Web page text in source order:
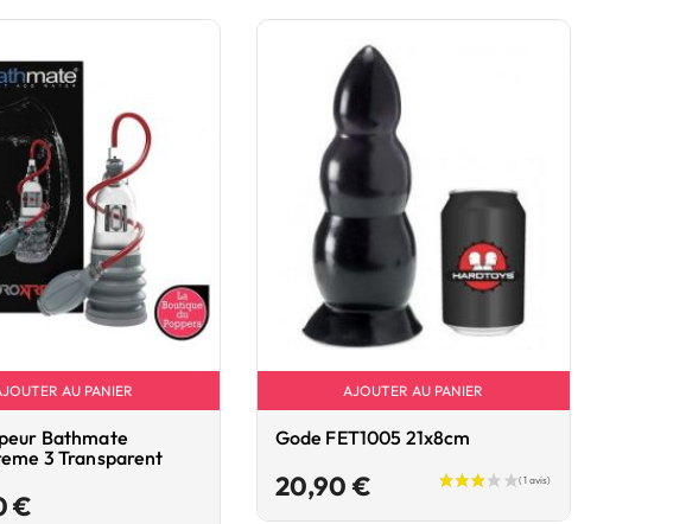
AU PANIER
Bathmate
3 Transparent
€
AJOUTER AU PANIER
Gode FET1005 21x8cm
20,90 €Prix